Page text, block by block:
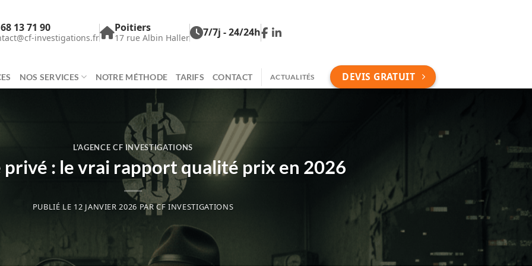
13 71 90
investigations.fr
Poitiers
17 rue Albin Haller 7/7j - 24/24h
NOS SERVICES NOTRE MÉTHODE TARIFS CONTACT ACTUALITÉS DEVIS GRATUIT
L'AGENCE CF INVESTIGATIONS
: le vrai rapport qualité prix en 2026
PUBLIÉ LE 12 JANVIER 2026 PARCF INVESTIGATIONS